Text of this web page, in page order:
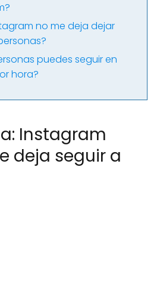
no me deja dejar
puedes seguir en
hora?
Instagram
deja seguir a